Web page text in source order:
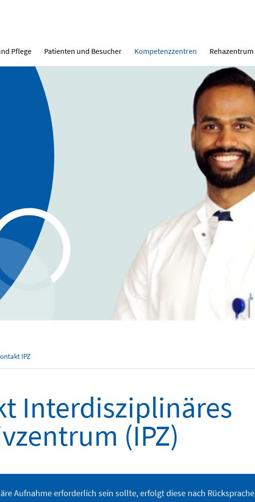
Pflege Patienten und Besucher Kompetenzzentren Rehazentrum
IPZ
Interdisziplinäres
(IPZ)
Aufnahme erforderlich sein sollte, erfolgt diese nach Rücksprache